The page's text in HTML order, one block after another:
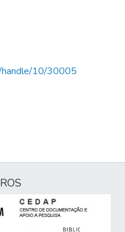
handle/10/30005